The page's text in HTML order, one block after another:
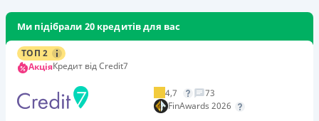
Ми підібрали 20 кредитів для вас
ТОП 2
АкціяКредит від Credit7
4,7
73
FinAwards 2026